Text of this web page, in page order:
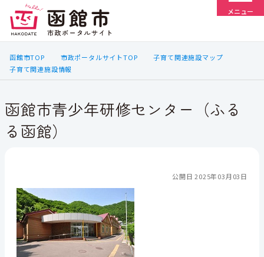
メニュー
函館市TOP 市政ポータルサイトTOP
子育て関連施設マップ
子育て関連施設情報
函館市青少年研修センター（ふる
る函館）
公開日 2025年03月03日